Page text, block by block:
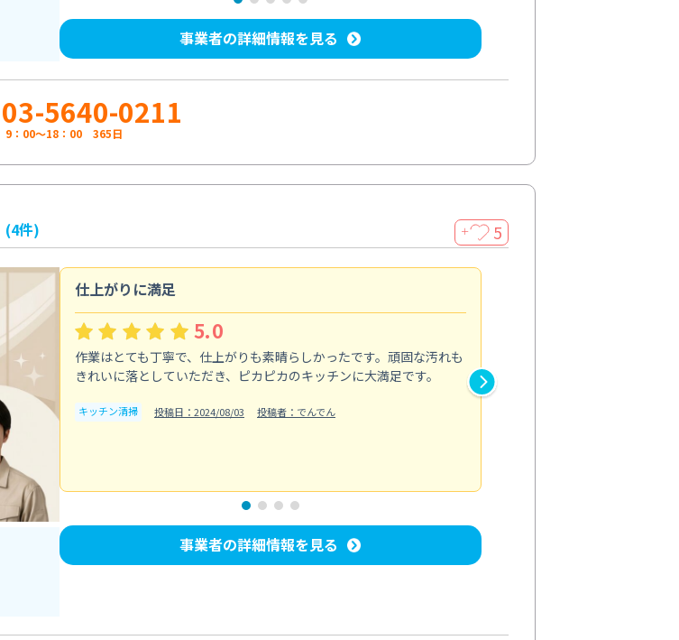
事業者の詳細情報を見る
03-5640-0211
9：00～18：00 365日
(4件) ＋ 5
仕上がりに満足
5.0
作業はとても丁寧で、仕上がりも素晴らしかったです。頑固な汚れも
きれいに落としていただき、ピカピカのキッチンに大満足です。
キッチン清掃 投稿日：2024/08/03 投稿者：でんでん
事業者の詳細情報を見る